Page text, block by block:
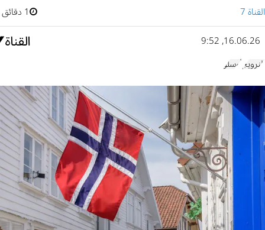
القناة 7
1 دقائق
16.06.26, 9:52
النرويجأوسلو